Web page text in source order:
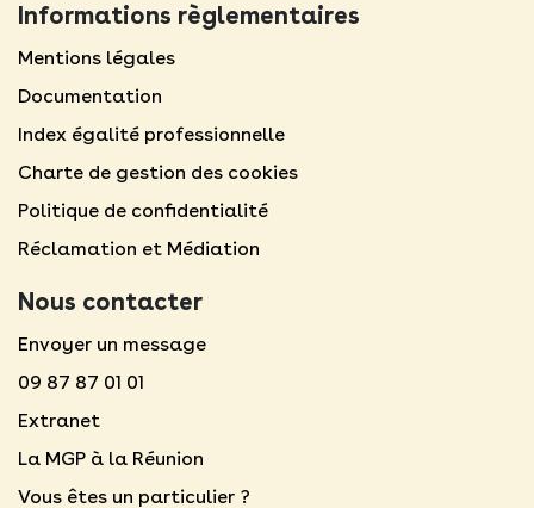
Informations règlementaires
Mentions légales​
Documentation
Index égalité professionnelle
Charte de gestion des cookies
Politique de confidentialité
Réclamation et Médiation
Nous contacter
Envoyer un message
09 87 87 01 01
Extranet
La MGP à la Réunion
Vous êtes un particulier ?